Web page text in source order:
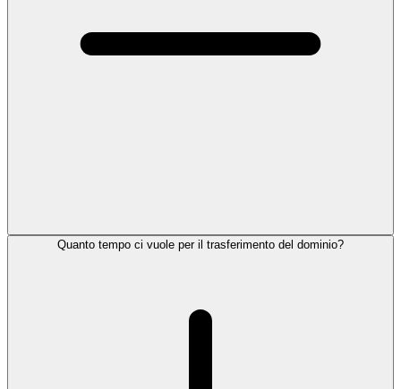
Quanto tempo ci vuole per il trasferimento del dominio?